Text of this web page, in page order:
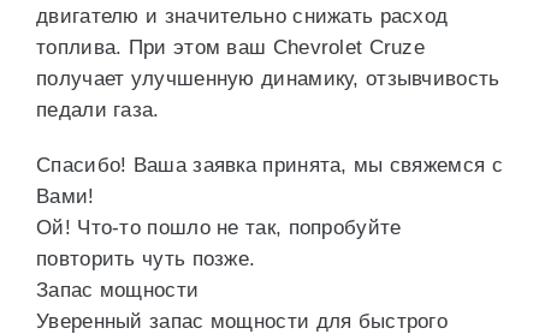
двигателю и значительно снижать расход
топлива. При этом ваш Chevrolet Cruze
получает улучшенную динамику, отзывчивость
педали газа.
Спасибо! Ваша заявка принята, мы свяжемся с
Вами!
Ой! Что-то пошло не так, попробуйте
повторить чуть позже.
Запас мощности
Уверенный запас мощности для быстрого